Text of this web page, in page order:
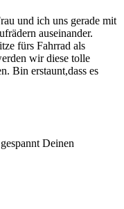
und ich uns gerade mit
auseinander.
fürs Fahrrad als
wir diese tolle
Bin erstaunt,dass es
Deinen